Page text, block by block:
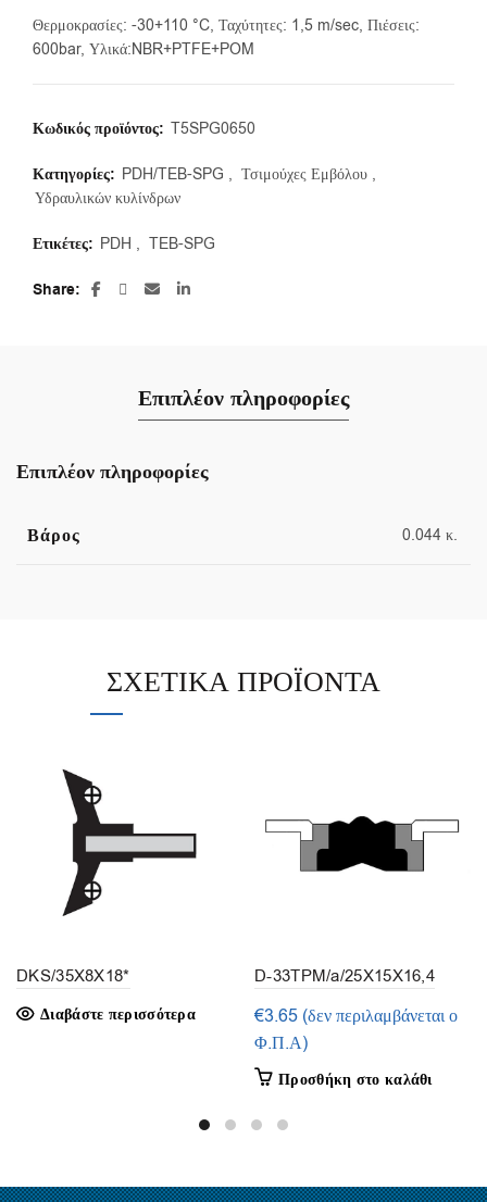
Θερμοκρασίες: -30+110 °C, Ταχύτητες: 1,5 m/sec, Πιέσεις:
600bar, Υλικά:NBR+PTFE+POM
Κωδικός προϊόντος: T5SPG0650
Κατηγορίες: PDH/TEB-SPG , Τσιμούχες Εμβόλου ,
Υδραυλικών κυλίνδρων
Ετικέτες: PDH , TEB-SPG
Share
Επιπλέον πληροφορίες
Επιπλέον πληροφορίες
Βάρος 0.044 κ.
ΣΧΕΤΙΚΆ ΠΡΟΪΌΝΤΑ
DKS/35X8X18*
Διαβάστε περισσότερα
D-33TPM/a/25X15X16,4
(1τμ.)
€3.65 (δεν περιλαμβάνεται ο
Φ.Π.Α)
Προσθήκη στο καλάθι